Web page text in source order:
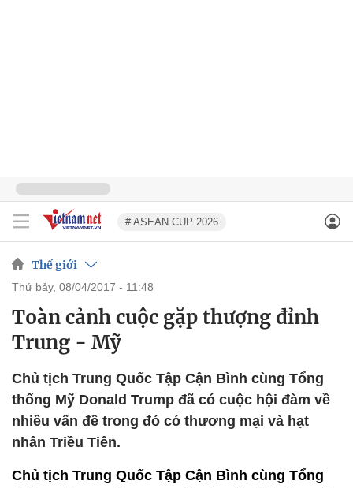
# ASEAN CUP 2026
Thế giới
thứ bảy, 08/04/2017 - 11:48
Toàn cảnh cuộc gặp thượng đỉnh
Trung - Mỹ
Chủ tịch Trung Quốc Tập Cận Bình cùng Tổng
thống Mỹ Donald Trump đã có cuộc hội đàm về
nhiều vấn đề trong đó có thương mại và hạt
nhân Triều Tiên.
Chủ tịch Trung Quốc Tập Cận Bình cùng Tổng